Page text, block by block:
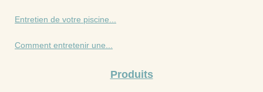
Entretien de votre piscine...
Comment entretenir une...
Produits